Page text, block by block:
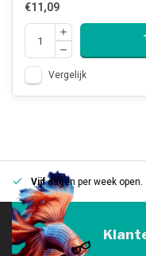
€11,09
Vergelijk
Vijfdagen per week open.